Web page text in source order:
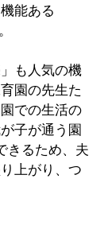
能ある
も人気の機
園の先生た
での生活の
子が通う園
きるため、夫
上がり、つ